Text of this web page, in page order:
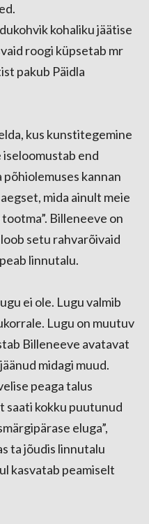
kohaliku jäätise
roogi küpsetab mr
pakub Päidla
kus kunstitegemine
iseloomustab end
põhiolemuses kannan
mida ainult meie
Billeneeve on
setu rahvarõivaid
linnutalu.
ei ole. Lugu valmib
Lugu on muutuv
Billeneeve avatavat
midagi muud.
peaga talus
saati kokku puutunud
eluga”,
ta jõudis linnutalu
kasvatab peamiselt